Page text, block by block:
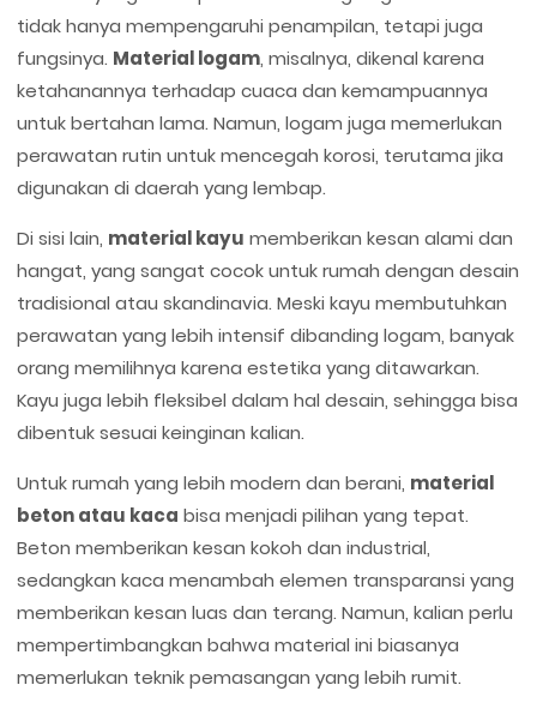
tidak hanya mempengaruhi penampilan, tetapi juga
fungsinya. Material logam, misalnya, dikenal karena
ketahanannya terhadap cuaca dan kemampuannya
untuk bertahan lama. Namun, logam juga memerlukan
perawatan rutin untuk mencegah korosi, terutama jika
digunakan di daerah yang lembap.
Di sisi lain, material kayu memberikan kesan alami dan
hangat, yang sangat cocok untuk rumah dengan desain
tradisional atau skandinavia. Meski kayu membutuhkan
perawatan yang lebih intensif dibanding logam, banyak
orang memilihnya karena estetika yang ditawarkan.
Kayu juga lebih fleksibel dalam hal desain, sehingga bisa
dibentuk sesuai keinginan kalian.
Untuk rumah yang lebih modern dan berani, material
beton atau kaca bisa menjadi pilihan yang tepat.
Beton memberikan kesan kokoh dan industrial,
sedangkan kaca menambah elemen transparansi yang
memberikan kesan luas dan terang. Namun, kalian perlu
mempertimbangkan bahwa material ini biasanya
memerlukan teknik pemasangan yang lebih rumit.